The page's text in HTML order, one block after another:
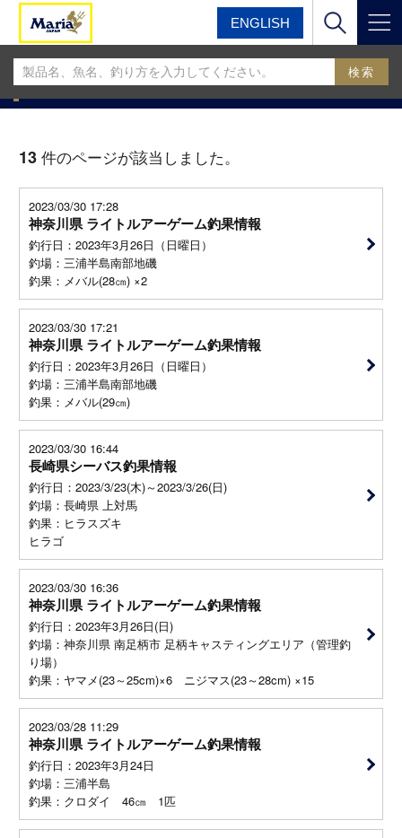
ENGLISH
マリア マリア釣果情報BLOG
マリア釣果情報BLOG
13 件のページが該当しました。
2023/03/30 17:28
神奈川県 ライトルアーゲーム釣果情報
釣行日：2023年3月26日（日曜日）
釣場：三浦半島南部地磯
釣果：メバル(28㎝) ×2
2023/03/30 17:21
神奈川県 ライトルアーゲーム釣果情報
釣行日：2023年3月26日（日曜日）
釣場：三浦半島南部地磯
釣果：メバル(29㎝)
2023/03/30 16:44
長崎県シーバス釣果情報
釣行日：2023/3/23(木)～2023/3/26(日)
釣場：長崎県 上対馬
釣果：ヒラスズキ
ヒラゴ
2023/03/30 16:36
神奈川県 ライトルアーゲーム釣果情報
釣行日：2023年3月26日(日)
釣場：神奈川県 南足柄市 足柄キャスティングエリア（管理釣
り場）
釣果：ヤマメ(23～25cm)×6 ニジマス(23～28cm) ×15
2023/03/28 11:29
神奈川県 ライトルアーゲーム釣果情報
釣行日：2023年3月24日
釣場：三浦半島
釣果：クロダイ 46㎝ 1匹